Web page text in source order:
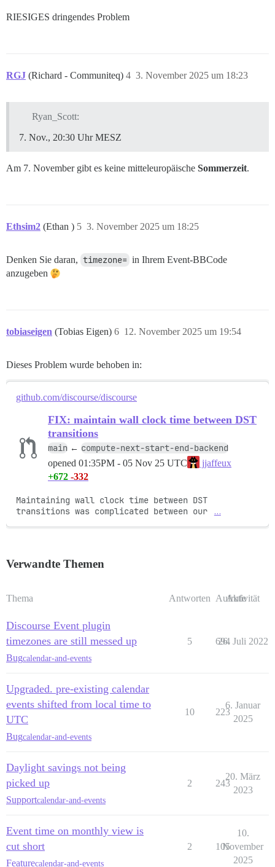
RIESIGES dringendes Problem
RGJ (Richard - Communiteq) 3. November 2025 um 18:23
4
Ryan_Scott:
Nov., 20:30 Uhr MESZ
Am 7. November gibt es keine mitteleuropäische Sommerzeit.
Ethsim2 (Ethan ) 3. November 2025 um 18:25
5
Denken Sie daran, timezone= in Ihrem Event-BBCode
anzugeben
tobiaseigen (Tobias Eigen) 12. November 2025 um 19:54
6
Dieses Problem wurde behoben in:
github.com/discourse/discourse
FIX: maintain wall clock time between DST
transitions
main ← compute-next-start-end-backend
opened 01:35PM - 05 Nov 25 UTC
jjaffeux
+672 -332
Maintaining wall clock time between DST
transitions was complicated between our
…
Verwandte Themen
Thema Antworten Aufrufe
Aktivität
Discourse Event plugin
timezones are still messed up
Bugcalendar-and-events
5 694
26. Juli 2022
Upgraded. pre-existing calendar
events shifted from local time to
UTC
Bugcalendar-and-events
10 223
6. Januar
2025
Daylight savings not being
picked up
Supportcalendar-and-events
2 243
20. März
2023
Event time on monthly view is
cut short
Featurecalendar-and-events
2 105
10.
November
2025